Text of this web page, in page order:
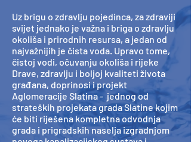
Uz brigu o zdravlju pojedinca, za zdraviji
svijet jednako je važna i briga o zdravlju
okoliša i prirodnih resursa, a jedan od
najvažnijih je čista voda. Upravo tome,
čistoj vodi, očuvanju okoliša i rijeke
Drave, zdravlju i boljoj kvaliteti života
građana, doprinosi i projekt
Aglomeracije Slatina - jednog od
strateških projekata grada Slatine kojim
će biti riješena kompletna odvodnja
grada i prigradskih naselja izgradnjom